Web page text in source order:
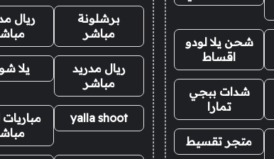
شحن يلا لودو
اقساط
شدات ببجي
تمارا
متجر تقسيط
برشلونة
مباشر
ريال
ريال مدريد
مباشر
يلا
yalla shoot
مباريات